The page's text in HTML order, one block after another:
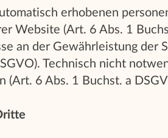
erhobenen
Website (Art. 6 Abs. 1
an der Gewährleistung der
Technisch nicht
(Art. 6 Abs. 1 Buchst. a